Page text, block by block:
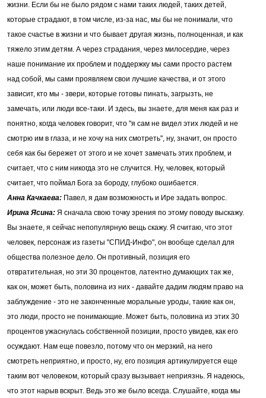
жизни. Если бы не было рядом с нами таких людей, таких детей,
которые страдают, в том числе, из-за нас, мы бы не понимали, что
такое счастье в жизни и что бывает другая жизнь, полноценная, и как
тяжело этим детям. А через страдания, через милосердие, через
наше понимание их проблем и поддержку мы сами просто растем
над собой, мы сами проявляем свои лучшие качества, и от этого
зависит, кто мы - звери, которые готовы пинать, загрызть, не
замечать, или люди все-таки. И здесь, вы знаете, для меня как раз и
понятно, когда человек говорит, что "я сам не видел этих людей и не
смотрю им в глаза, и не хочу на них смотреть", ну, значит, он просто
себя как бы бережет от этого и не хочет замечать этих проблем, и
считает, что с ним никогда это не случится. Ну, человек, который
считает, что поймал Бога за бороду, глубоко ошибается.
Анна Качкаева: Павел, я дам возможность и Ире задать вопрос.
Ирина Ясина: Я сначала свою точку зрения по этому поводу выскажу.
Вы знаете, я сейчас непопулярную вещь скажу. Я считаю, что этот
человек, персонаж из газеты "СПИД-Инфо", он вообще сделал для
общества полезное дело. Он противный, позиция его
отвратительная, но эти 30 процентов, латентно думающих так же,
как он, может быть, половина из них - давайте дадим людям право на
заблуждение - это не законченные моральные уроды, такие как он,
это люди, просто не понимающие. Может быть, половина из этих 30
процентов ужаснулась собственной позиции, просто увидев, как его
осуждают. Нам еще повезло, потому что он мерзкий, на него
смотреть неприятно, и просто, ну, его позиция артикулируется еще
таким вот человеком, который сразу вызывает неприязнь. Я надеюсь,
что этот нарыв вскрыт. Ведь это же было всегда. Слушайте, когда мы